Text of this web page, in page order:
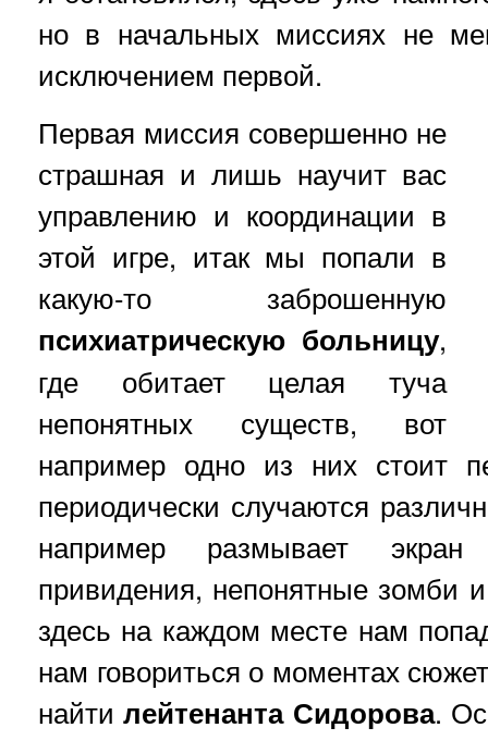
но в начальных миссиях не
исключением первой.
Первая миссия совершенно не
страшная и лишь научит вас
управлению и координации в
этой игре, итак мы попали в
какую-то заброшенную
психиатрическую больницу,
где обитает целая туча
непонятных существ, вот
например одно из них стоит
периодически случаются
например размывает
привидения, непонятные зомби
здесь на каждом месте нам
нам говориться о моментах
найтилейтенанта Сидорова.